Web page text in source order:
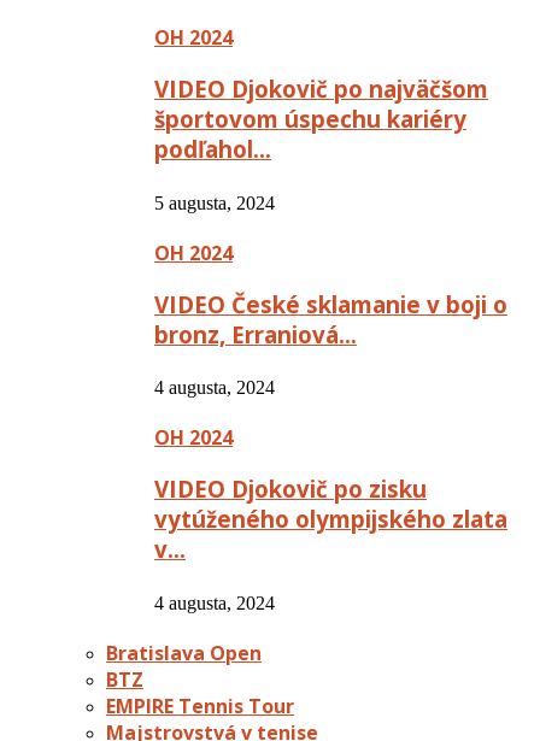
OH 2024
VIDEO Djokovič po najväčšom
športovom úspechu kariéry
podľahol…
5 augusta, 2024
OH 2024
VIDEO České sklamanie v boji o
bronz, Erraniová…
4 augusta, 2024
OH 2024
VIDEO Djokovič po zisku
vytúženého olympijského zlata
v…
4 augusta, 2024
Bratislava Open
BTZ
EMPIRE Tennis Tour
Majstrovstvá v tenise